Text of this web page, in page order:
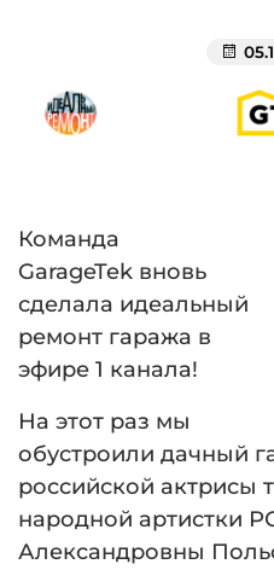
Команда
GarageTek вновь
сделала идеальный
ремонт гаража в
эфире 1 канала!
На этот раз мы
обустроили дачный
российской актрисы
народной артистки
Александровны